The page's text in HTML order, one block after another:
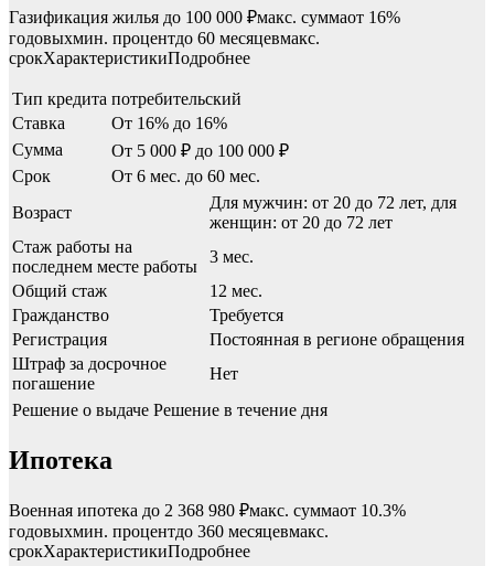
Газификация жилья до 100 000 ₽макс. суммаот 16%
годовыхмин. процентдо 60 месяцевмакс.
срокХарактеристикиПодробнее
Тип кредита потребительский
Ставка
От 16% до 16%
Сумма
От 5 000 ₽ до 100 000 ₽
Срок
От 6 мес. до 60 мес.
Возраст
Для мужчин: от 20 до 72 лет, для
женщин: от 20 до 72 лет
Стаж работы на
последнем месте работы
3 мес.
Общий стаж
12 мес.
Гражданство
Требуется
Регистрация
Постоянная в регионе обращения
Штраф за досрочное
погашение
Нет
Решение о выдаче Решение в течение дня
Ипотека
Военная ипотека до 2 368 980 ₽макс. суммаот 10.3%
годовыхмин. процентдо 360 месяцевмакс.
срокХарактеристикиПодробнее